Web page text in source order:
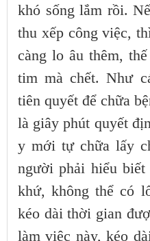
khó sống lắm rồi.
thu xếp công việc,
càng lo âu thêm,
tim mà chết. Như
tiên quyết để chữa
là giây phút quyết
y mới tự chữa lấy
người phải hiểu
khứ, không thể có
kéo dài thời gian
làm việc này, kéo